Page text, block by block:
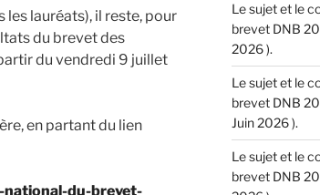
lauréats), il reste, pour
du brevet des
du vendredi 9 juillet
en partant du lien
du-brevet-
Le sujet et le
brevet DNB
2026 ).
Le sujet et le
brevet DNB
Juin 2026 ).
Le sujet et le
brevet DNB